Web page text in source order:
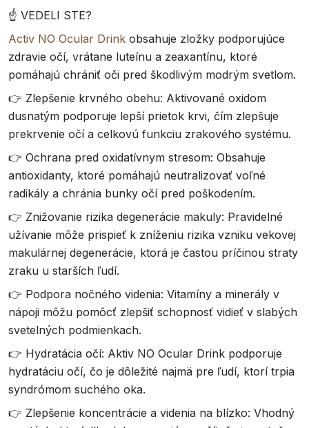
☝️ VEDELI STE?
Activ NO Ocular Drink obsahuje zložky podporujúce
zdravie očí, vrátane luteínu a zeaxantínu, ktoré
pomáhajú chrániť oči pred škodlivým modrým svetlom.
👉 Zlepšenie krvného obehu: Aktivované oxidom
dusnatým podporuje lepší prietok krvi, čím zlepšuje
prekrvenie očí a celkovú funkciu zrakového systému.
👉 Ochrana pred oxidatívnym stresom: Obsahuje
antioxidanty, ktoré pomáhajú neutralizovať voľné
radikály a chránia bunky očí pred poškodením.
👉 Znižovanie rizika degenerácie makuly: Pravidelné
užívanie môže prispieť k zníženiu rizika vzniku vekovej
makulárnej degenerácie, ktorá je častou príčinou straty
zraku u starších ľudí.
👉 Podpora nočného videnia: Vitamíny a minerály v
nápoji môžu pomôcť zlepšiť schopnosť vidieť v slabých
svetelných podmienkach.
👉 Hydratácia očí: Aktiv NO Ocular Drink podporuje
hydratáciu očí, čo je dôležité najmä pre ľudí, ktorí trpia
syndrómom suchého oka.
👉 Zlepšenie koncentrácie a videnia na blízko: Vhodný